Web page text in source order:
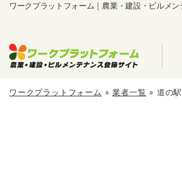
ワークプラットフォーム｜農業・建設・ビルメ
ワークプラットフォーム »業者一覧 » 道の